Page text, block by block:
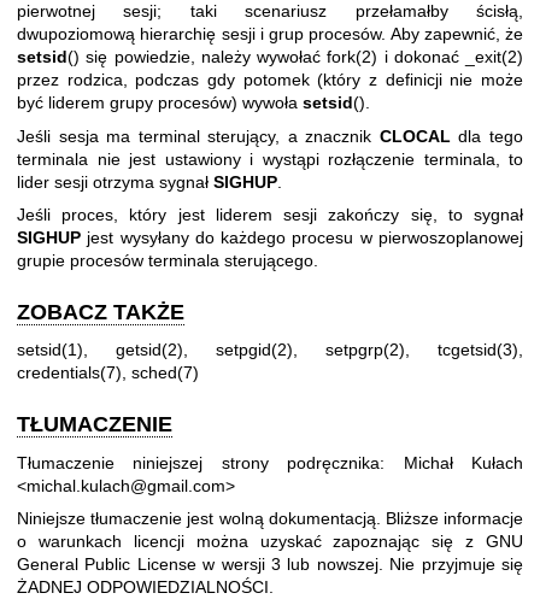
pierwotnej sesji; taki scenariusz przełamałby ścisłą,
dwupoziomową hierarchię sesji i grup procesów. Aby zapewnić, że
setsid() się powiedzie, należy wywołaćfork(2) i dokonać
_exit(2)
przez rodzica, podczas gdy potomek (który z definicji nie może
być liderem grupy procesów) wywoła setsid().
Jeśli sesja ma terminal sterujący, a znacznik CLOCAL dla tego
terminala nie jest ustawiony i wystąpi rozłączenie terminala, to
lider sesji otrzyma sygnał SIGHUP
Jeśli proces, który jest liderem sesji zakończy się, to sygnał
SIGHUP jest wysyłany do każdego procesu w pierwoszoplanowej
grupie procesów terminala sterującego.
ZOBACZ TAKŻE
setsid(1), getsid(2), setpgid(2), setpgrp(2), tcgetsid(3),
credentials(7), sched(7)
TŁUMACZENIE
Tłumaczenie niniejszej strony podręcznika: Michał Kułach
<michal.kulach@gmail.com>
Niniejsze tłumaczenie jest wolną dokumentacją. Bliższe informacje
o warunkach licencji można uzyskać zapoznając się z GNU
General Public License w wersji 3 lub nowszej. Nie przyjmuje się
ŻADNEJ ODPOWIEDZIALNOŚCI.